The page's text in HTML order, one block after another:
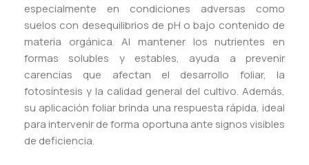
especialmente en condiciones adversas como
suelos con desequilibrios de pH o bajo contenido de
materia orgánica. Al mantener los nutrientes en
formas solubles y estables, ayuda a prevenir
carencias que afectan el desarrollo foliar, la
fotosíntesis y la calidad general del cultivo. Además,
su aplicación foliar brinda una respuesta rápida, ideal
para intervenir de forma oportuna ante signos visibles
de deficiencia.